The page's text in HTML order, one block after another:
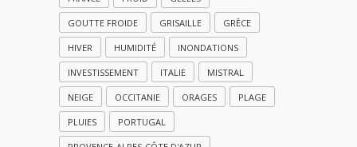
GOUTTE FROIDE GRISAILLE GRÈCE
HIVER HUMIDITÉ INONDATIONS
INVESTISSEMENT ITALIE MISTRAL
NEIGE OCCITANIE ORAGES PLAGE
PLUIES PORTUGAL